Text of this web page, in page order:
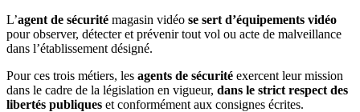
L’agent de sécurité magasin vidéo se sert d’équipements vidéo
pour observer, détecter et prévenir tout vol ou acte de malveillance
dans l’établissement désigné.
Pour ces trois métiers, les agents de sécurité exercent leur mission
dans le cadre de la législation en vigueur, dans le strict respect des
libertés publiques et conformément aux consignes écrites.